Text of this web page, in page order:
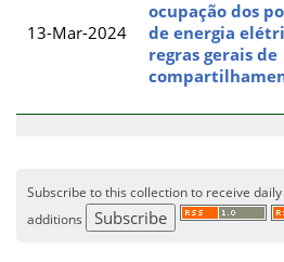
13-Mar-2024
ocupação dos
de energia
regras gerais de
Subscribe to this collection to receive
additions